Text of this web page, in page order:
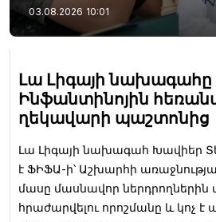
03.08.2026 10:01
Լա Լիգայի նախագահը
Ինֆանտինոյին
ղեկավարի պաշտոնից
Լա Լիգայի նախագահ Խավիեր
է ՖԻՖԱ-ի՝ Աշխարհի
մասը մասնավոր ներդրողներին
հրաժարվելու որոշմանը և կոչ է